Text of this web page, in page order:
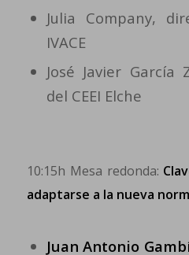
Julia Company,
IVACE
José Javier García
del CEEI Elche
10:15h Mesa redonda:
adaptarse a la nueva
Juan Antonio